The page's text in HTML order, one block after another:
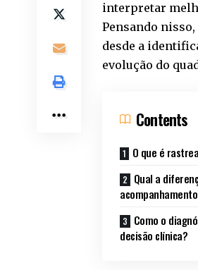
interpretar
Pensando
desde a
evolução do
Contents
O que é
Qual a
Como o
decisão clínica?